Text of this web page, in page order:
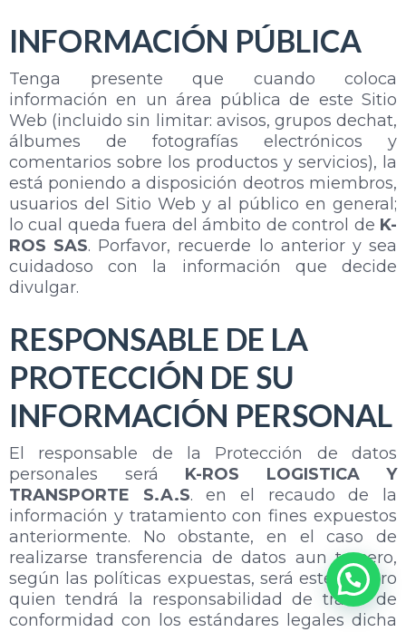
INFORMACIÓN PÚBLICA
Tenga presente que cuando coloca
información en un área pública de este Sitio
Web (incluido sin limitar: avisos, grupos dechat,
álbumes de fotografías electrónicos y
comentarios sobre los productos y servicios), la
está poniendo a disposición deotros miembros,
usuarios del Sitio Web y al público en general;
lo cual queda fuera del ámbito de control de K-
ROS SAS. Porfavor, recuerde lo anterior y sea
cuidadoso con la información que decide
divulgar.
RESPONSABLE DE LA
PROTECCIÓN DE SU
INFORMACIÓN PERSONAL
El responsable de la Protección de datos
personales será K-ROS LOGISTICA Y
TRANSPORTE S.A.S. en el recaudo de la
información y tratamiento con fines expuestos
anteriormente. No obstante, en el caso de
realizarse transferencia de datos aun tercero,
según las políticas expuestas, será este tercero
quien tendrá la responsabilidad de tratar de
conformidad con los estándares legales dicha
¿Necesitas Transporte?